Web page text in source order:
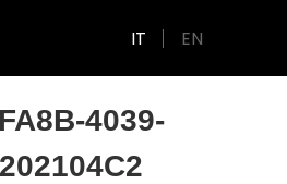
IT EN
4039-